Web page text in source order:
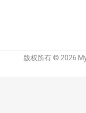
版权所有 © 2026